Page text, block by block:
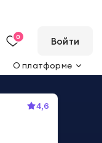
0 Войти
О платформе
4,6